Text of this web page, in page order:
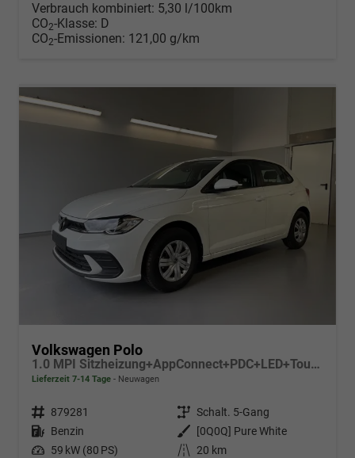
Verbrauch kombiniert: 5,30 l/100km
CO2-Klasse: D
CO2-Emissionen: 121,00 g/km
Volkswagen Polo
1.0 MPI Sitzheizung+AppConnect+PDC+LED+Touch+Lichtsensor+MultiLenkrad
Lieferzeit 7-14 Tage Neuwagen
Fahrzeugnr. 879281 Getriebe Schalt. 5-Gang
Kraftstoff Benzin Außenfarbe
[0Q0Q] Pure White
Leistung 59 kW (80 PS) Kilometerstand 20 km